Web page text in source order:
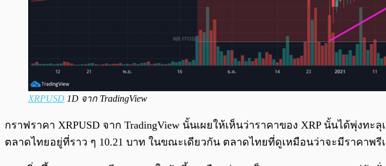
XRPUSD 1D จาก TradingView
กราฟราคา XRPUSD จาก TradingView นั้นเผยให้เห็นว่าราคาของ XRP นั้นได้พุ่ง
ตลาดไทยอยู่ที่ราว ๆ 10.21 บาท ในขณะเดียวกัน ตลาดไทยที่ดูเหมือนว่าจะมีราคา